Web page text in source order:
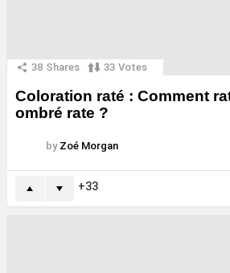
38 Shares 33 Votes
Coloration raté : Comment
ombré rate ?
by Zoé Morgan
33